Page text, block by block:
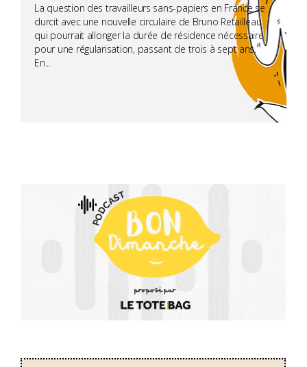
La question des travailleurs sans-papiers en France se
durcit avec une nouvelle circulaire de Bruno Retailleau
qui pourrait allonger la durée de résidence nécessaire
pour une régularisation, passant de trois à sept ans.
En...